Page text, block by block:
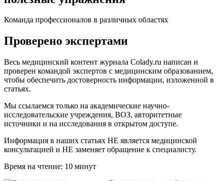
Команда профессионалов в различных областях
Проверено экспертами
Весь медицинский контент журнала Colady.ru написан и
проверен командой экспертов с медицинским образованием,
чтобы обеспечить достоверность информации, изложенной в
статьях.
Мы ссылаемся только на академические научно-
исследовательские учреждения, ВОЗ, авторитетные
источники и на исследования в открытом доступе.
Информация в наших статьях НЕ является медицинской
консультацией и НЕ заменяет обращение к специалисту.
Время на чтение: 10 минут